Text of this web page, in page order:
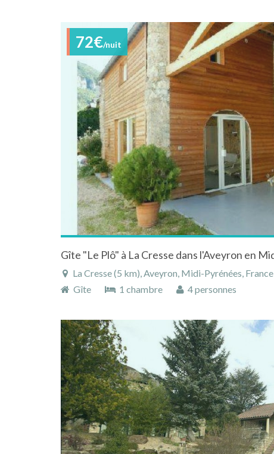
72€/nuit
La Cresse (5 km), Aveyron, Midi-Pyrénées, France
Gîte
1 chambre 4 personnes